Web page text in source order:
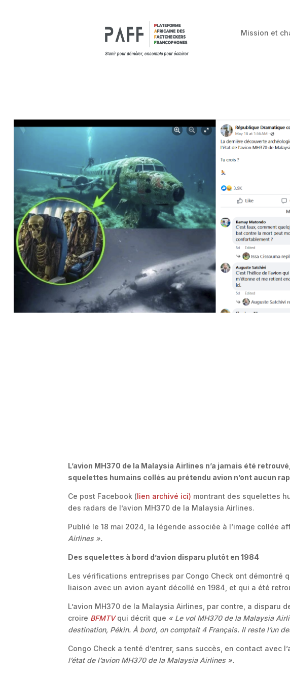
Mission et
L’avion MH370 de la Malaysia Airlines n’a jamais été
squelettes humains collés au prétendu avion n’ont aucun
Ce post Facebook (lien archivé ici) montrant des squelettes
des radars de l’avion MH370 de la Malaysia Airlines.
Publié le 18 mai 2024, la légende associée à l’image collée
Airlines ».
Des squelettes à bord d’avion disparu plutôt en 1984
Les vérifications entreprises par Congo Check ont démontré
liaison avec un avion ayant décollé en 1984, et qui a été
L’avion MH370 de la Malaysia Airlines, par contre, a disparu
croire BFMTV qui décrit que « Le vol MH370 de la Malaysia
destination, Pékin. À bord, on comptait 4 Français. Il reste l’un
Congo Check a tenté d’entrer, sans succès, en contact avec
l’état de l’avion MH370 de la Malaysia Airlines ».